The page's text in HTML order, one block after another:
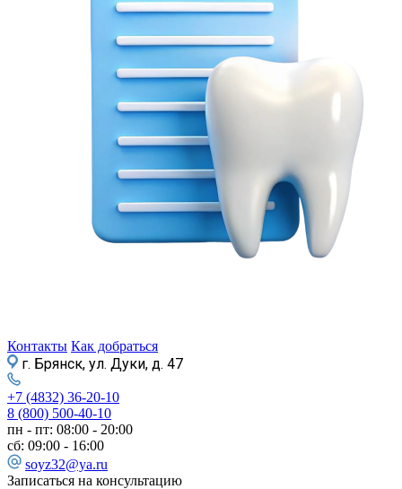
Контакты Как добраться
г. Брянск, ул. Дуки, д. 47
+7 (4832) 36-20-10
8 (800) 500-40-10
пн - пт: 08:00 - 20:00
сб: 09:00 - 16:00
soyz32@ya.ru
Записаться на консультацию